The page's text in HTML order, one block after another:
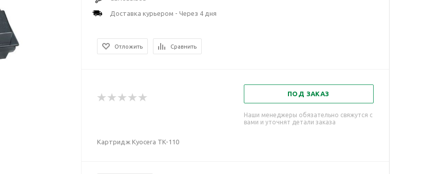
Доставка курьером - Через 4 дня
Отложить Сравнить
ПОД ЗАКАЗ
Наши менеджеры обязательно свяжутся с
вами и уточнят детали заказа
Картридж Kyocera TK-110